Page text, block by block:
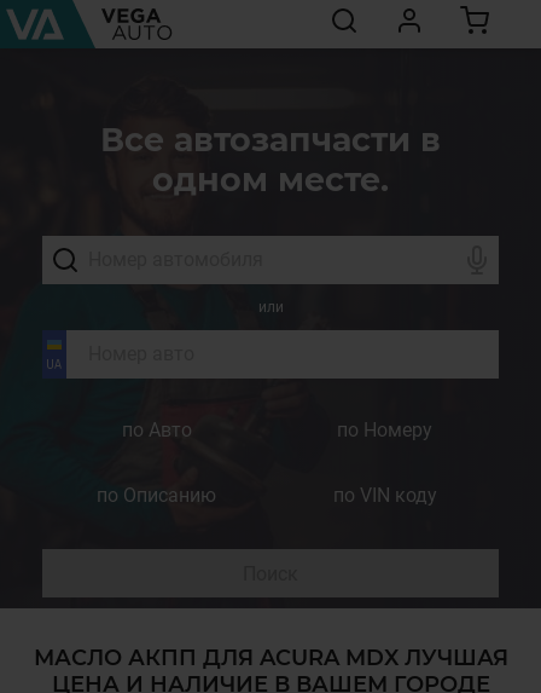
Все автозапчасти в
одном месте.
или
по Авто по Номеру
по Описанию по VIN коду
МАСЛО АКПП ДЛЯ ACURA MDX ЛУЧШАЯ
ЦЕНА И НАЛИЧИЕ В ВАШЕМ ГОРОДЕ